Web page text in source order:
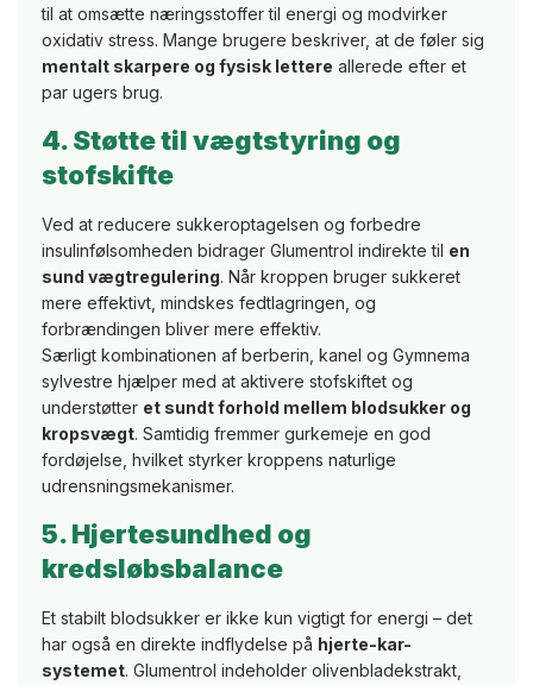
til at omsætte næringsstoffer til energi og modvirker
oxidativ stress. Mange brugere beskriver, at de føler sig
mentalt skarpere og fysisk lettere allerede efter et
par ugers brug.
4. Støtte til vægtstyring og
stofskifte
Ved at reducere sukkeroptagelsen og forbedre
insulinfølsomheden bidrager Glumentrol indirekte til en
sund vægtregulering. Når kroppen bruger sukkeret
mere effektivt, mindskes fedtlagringen, og
forbrændingen bliver mere effektiv.
Særligt kombinationen af berberin, kanel og Gymnema
sylvestre hjælper med at aktivere stofskiftet og
understøtter et sundt forhold mellem blodsukker og
kropsvægt. Samtidig fremmer gurkemeje en god
fordøjelse, hvilket styrker kroppens naturlige
udrensningsmekanismer.
5. Hjertesundhed og
kredsløbsbalance
Et stabilt blodsukker er ikke kun vigtigt for energi – det
har også en direkte indflydelse på hjerte-kar-
systemet. Glumentrol indeholder olivenbladekstrakt,